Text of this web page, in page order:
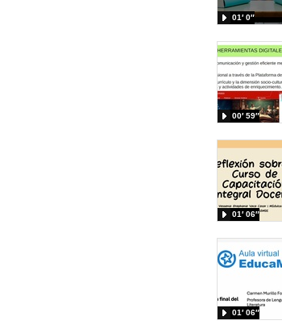
01′ 0″
00′ 59″
01′ 06″
01′ 06″